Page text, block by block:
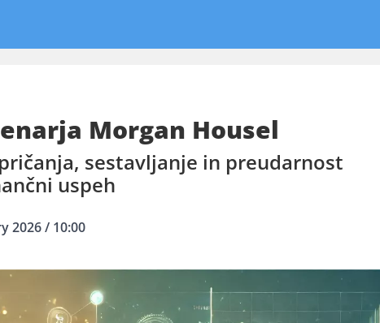
Morgan Housel
sestavljanje in preudarnost
uspeh
2026 / 10:00